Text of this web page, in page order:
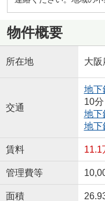
物件概要
所在地 大阪
交通
地下
10分
地下
地下
賃料 11.1
管理費等
面積